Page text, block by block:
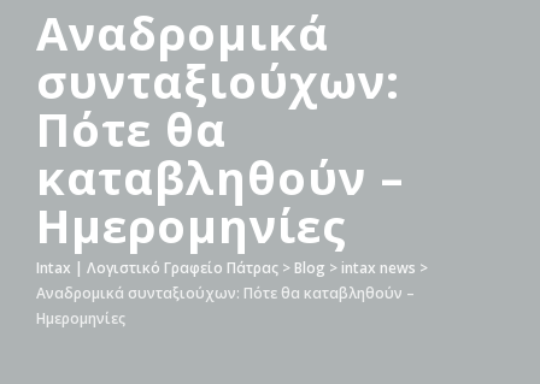
Αναδρομικά
συνταξιούχων:
Πότε θα
καταβληθούν –
Ημερομηνίες
Intax | Λογιστικό Γραφείο Πάτρας > Blog > intax news >
Αναδρομικά συνταξιούχων: Πότε θα καταβληθούν –
Ημερομηνίες